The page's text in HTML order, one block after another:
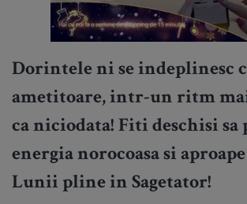
Dorintele ni se indeplinesc
ametitoare, intr-un ritm
ca niciodata! Fiti deschisi
energia norocoasa si
Lunii pline in Sagetator!